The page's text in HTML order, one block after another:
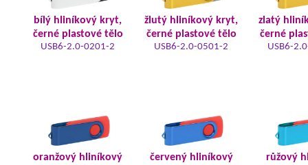
bílý hliníkový kryt,
černé plastové tělo
USB6-2.0-0201-2
žlutý hliníkový kryt,
černé plastové tělo
USB6-2.0-0501-2
zlatý
černé
USB6-
oranžový hliníkový
červený hliníkový
růžový